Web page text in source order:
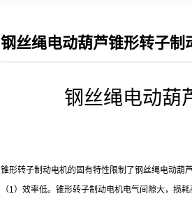
钢丝绳电动葫芦锥形转子制
钢丝绳电动葫
锥形转子制动电机的固有特性限制了钢丝绳电动葫
（1）效率低。锥形转子制动电机电气间隙大，损